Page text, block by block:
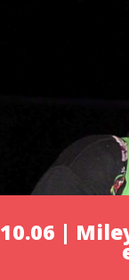
10.06 |